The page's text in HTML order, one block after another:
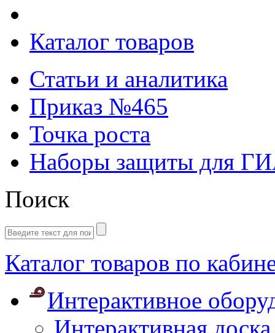
Каталог товаров
Статьи и аналитика
Приказ №465
Точка роста
Наборы защиты для
Поиск
Каталог товаров по
Интерактивное